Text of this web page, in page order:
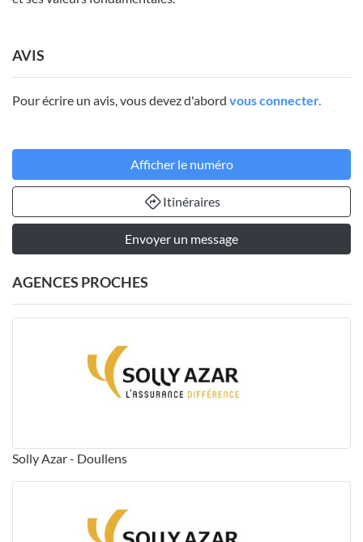
AVIS
Pour écrire un avis, vous devez d'abord vous connecter.
Afficher le numéro
Itinéraires
Envoyer un message
AGENCES PROCHES
Solly Azar - Doullens